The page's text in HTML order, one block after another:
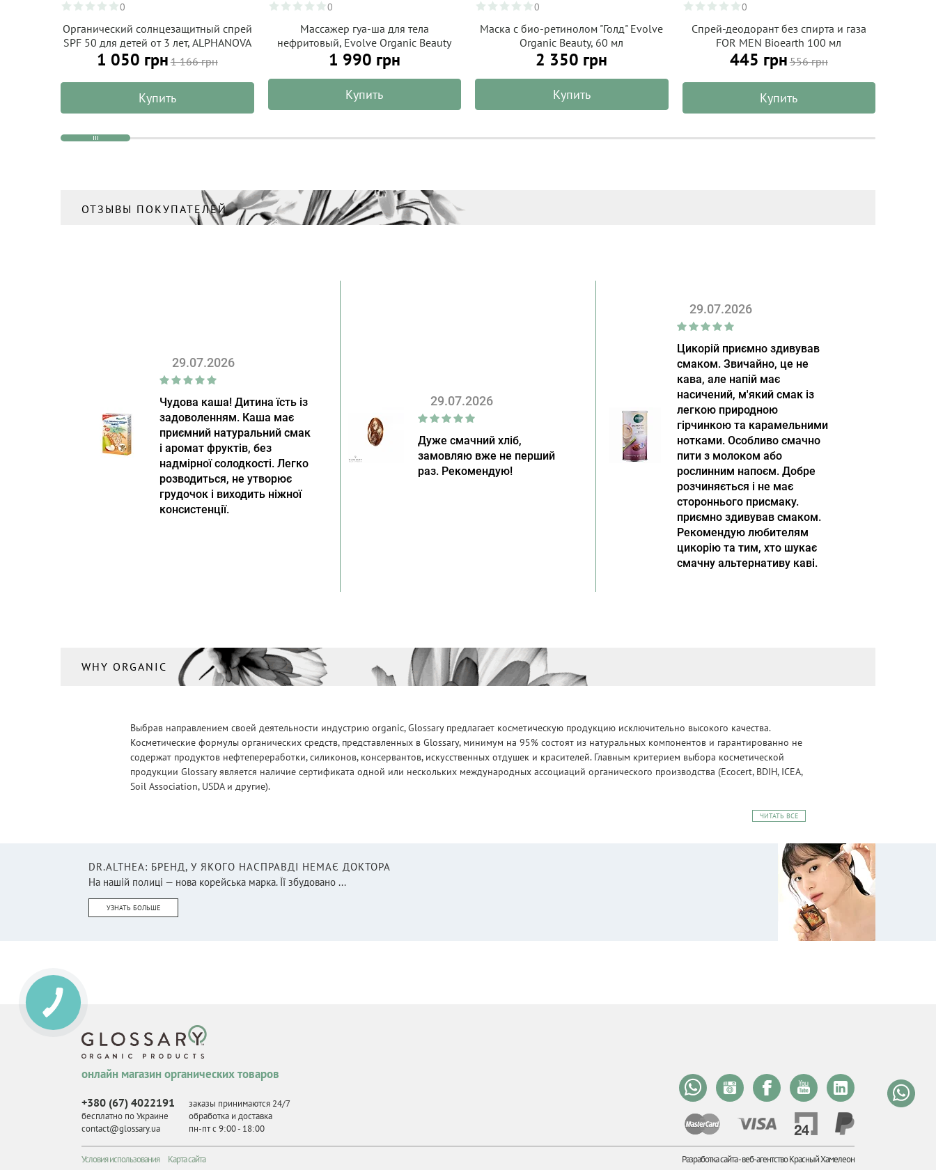
0
Органический солнцезащитный спрей
SPF 50 для детей от 3 лет, ALPHANOVA
Organic Sun 100 г
1 050 грн1 166 грн
Купить
0
Массажер гуа-ша для тела
нефритовый, Evolve Organic Beauty
1 990 грн
Купить
0
Маска с био-ретинолом "Голд" Evolve
Organic Beauty, 60 мл
2 350 грн
Купить
0
Спрей-деодорант без спирта и газа
FOR MEN Bioearth 100 мл
445 грн556 грн
Купить
ОТЗЫВЫ ПОКУПАТЕЛЕЙ
29.07.2026
Чудова каша! Дитина їсть із
задоволенням. Каша має
приємний натуральний смак
і аромат фруктів, без
надмірної солодкості. Легко
розводиться, не утворює
грудочок і виходить ніжної
консистенції.
29.07.2026
Дуже смачний хліб,
замовляю вже не перший
раз. Рекомендую!
29.07.2026
Цикорій приємно здивував
смаком. Звичайно, це не
кава, але напій має
насичений, м'який смак із
легкою природною
гірчинкою та карамельними
нотками. Особливо смачно
пити з молоком або
рослинним напоєм. Добре
розчиняється і не має
стороннього присмаку.
приємно здивував смаком.
Рекомендую любителям
цикорію та тим, хто шукає
смачну альтернативу каві.
WHY ORGANIC
Выбрав направлением своей деятельности индустрию organic, Glossary предлагает косметическую продукцию исключительно высокого качества.
Косметические формулы органических средств, представленных в Glossary, минимум на 95% состоят из натуральных компонентов и гарантированно не
содержат продуктов нефтепереработки, силиконов, консервантов, искусственных отдушек и красителей. Главным критерием выбора косметической
продукции Glossary является наличие сертификата одной или нескольких международных ассоциаций органического производства (Ecocert, BDIH, ICEA,
Soil Association, USDA и другие).
ЧИТАТЬ ВСЕ
DR.ALTHEA: БРЕНД, У ЯКОГО НАСПРАВДІ НЕМАЄ ДОКТОРА
На нашій полиці — нова корейська марка. Її збудовано ...
УЗНАТЬ БОЛЬШЕ
онлайн магазин органических товаров
+380 (67) 4022191
бесплатно по Украине
contact@glossary.ua
заказы принимаются 24/7
обработка и доставка
пн-пт с 9:00 - 18:00
Условия использования Карта сайта Разработка сайта -веб-агентство Красный Хамелеон